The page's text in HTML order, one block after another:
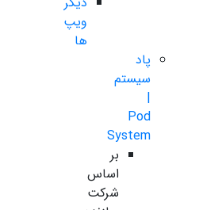
ویپ
ها
پاد
سیستم
|
Pod
System
بر
اساس
شرکت